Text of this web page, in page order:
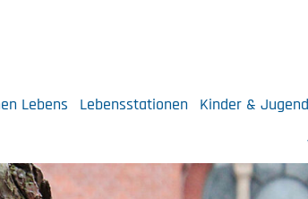
Lebens Lebensstationen Kinder & Jugend